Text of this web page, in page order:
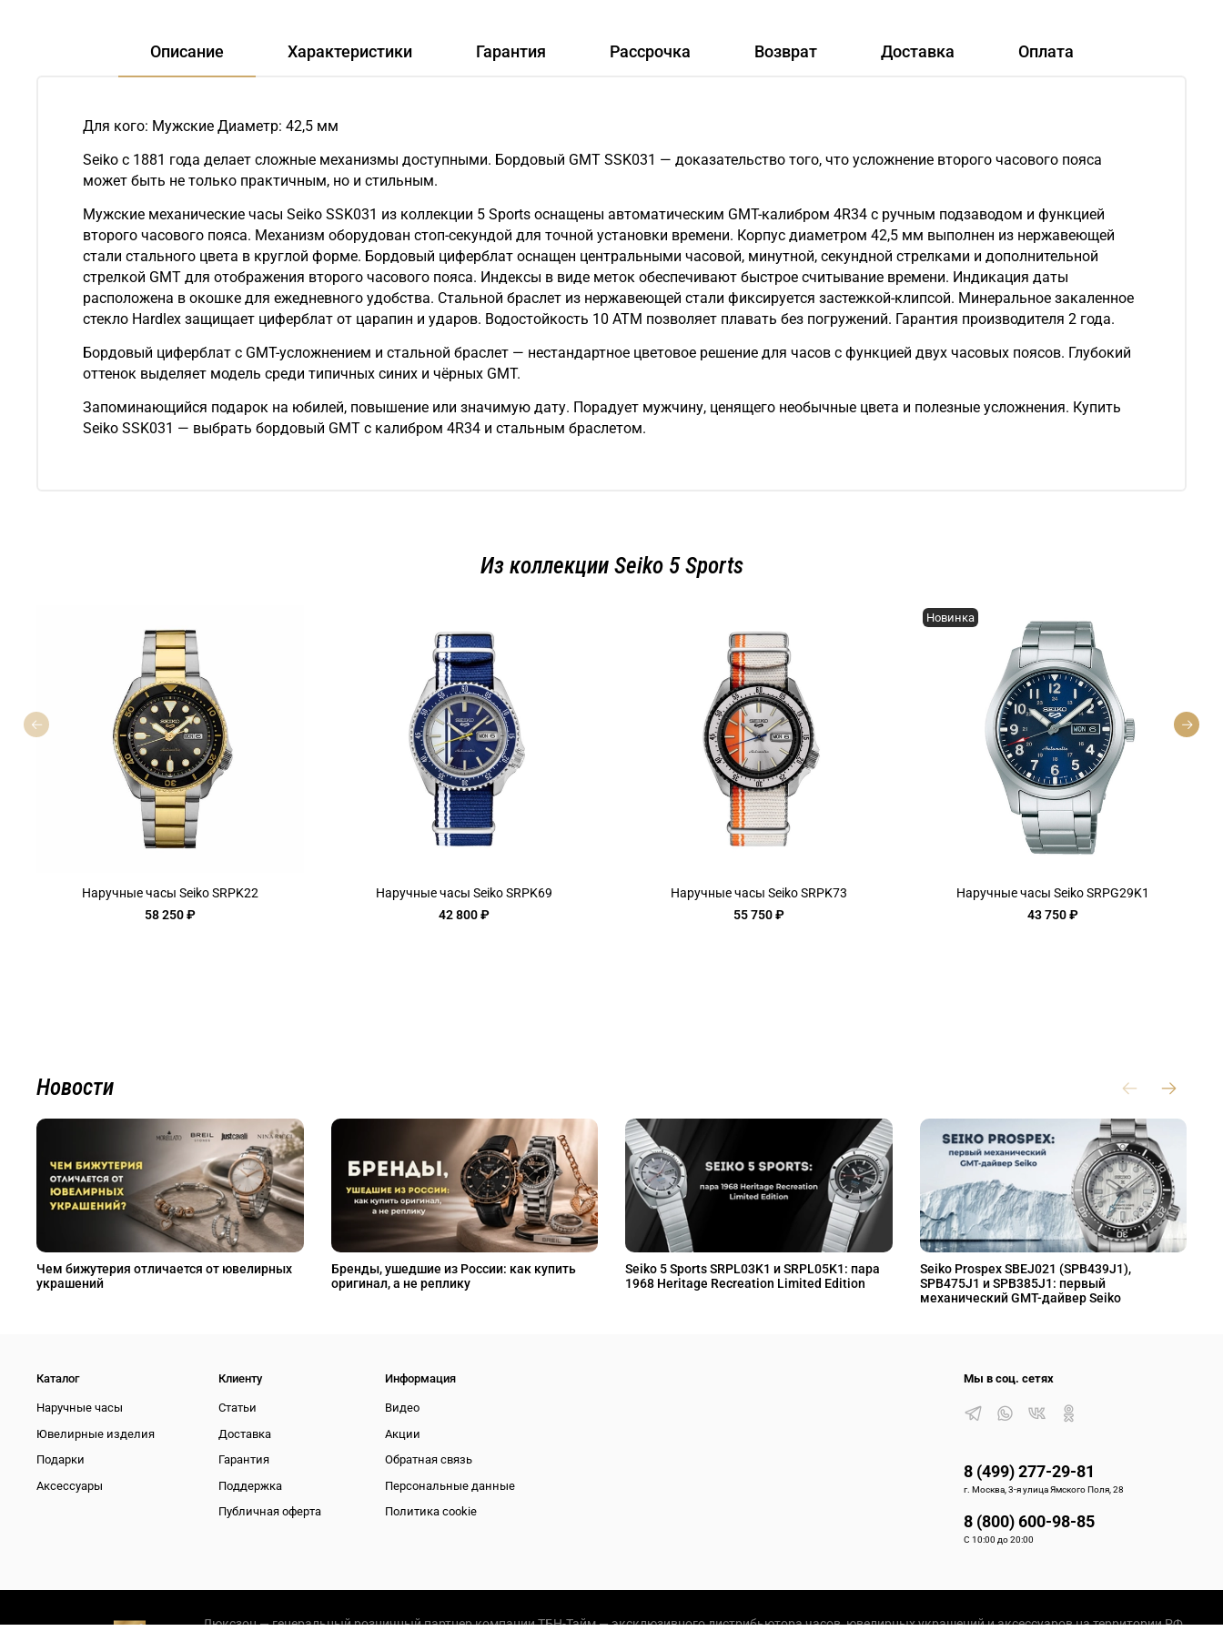
Описание Характеристики Гарантия Рассрочка Возврат Доставка Оплата
Для кого: Мужские Диаметр: 42,5 мм
Seiko с 1881 года делает сложные механизмы доступными. Бордовый GMT SSK031 — доказательство того, что усложнение второго часового пояса
может быть не только практичным, но и стильным.
Мужские механические часы Seiko SSK031 из коллекции 5 Sports оснащены автоматическим GMT-калибром 4R34 с ручным подзаводом и функцией
второго часового пояса. Механизм оборудован стоп-секундой для точной установки времени. Корпус диаметром 42,5 мм выполнен из нержавеющей
стали стального цвета в круглой форме. Бордовый циферблат оснащен центральными часовой, минутной, секундной стрелками и дополнительной
стрелкой GMT для отображения второго часового пояса. Индексы в виде меток обеспечивают быстрое считывание времени. Индикация даты
расположена в окошке для ежедневного удобства. Стальной браслет из нержавеющей стали фиксируется застежкой-клипсой. Минеральное закаленное
стекло Hardlex защищает циферблат от царапин и ударов. Водостойкость 10 АТМ позволяет плавать без погружений. Гарантия производителя 2 года.
Бордовый циферблат с GMT-усложнением и стальной браслет — нестандартное цветовое решение для часов с функцией двух часовых поясов. Глубокий
оттенок выделяет модель среди типичных синих и чёрных GMT.
Запоминающийся подарок на юбилей, повышение или значимую дату. Порадует мужчину, ценящего необычные цвета и полезные усложнения. Купить
Seiko SSK031 — выбрать бордовый GMT с калибром 4R34 и стальным браслетом.
Из коллекции Seiko 5 Sports
Наручные часы Seiko SRPK22
58 250 ₽
Наручные часы Seiko SRPK69
42 800 ₽
Наручные часы Seiko SRPK73
55 750 ₽
Новинка
Наручные часы Seiko SRPG29K1
43 750 ₽
Новости
Чем бижутерия отличается от ювелирных
украшений
Бренды, ушедшие из России: как купить
оригинал, а не реплику
Seiko 5 Sports SRPL03K1 и SRPL05K1: пара
1968 Heritage Recreation Limited Edition
Seiko Prospex SBEJ021 (SPB439J1),
SPB475J1 и SPB385J1: первый
механический GMT-дайвер Seiko
Каталог
Наручные часы
Ювелирные изделия
Подарки
Аксессуары
Клиенту
Статьи
Доставка
Гарантия
Поддержка
Публичная оферта
Информация
Видео
Акции
Обратная связь
Персональные данные
Политика cookie
Мы в соц. сетях
8 (499) 277-29-81
г. Москва, 3-я улица Ямского Поля, 28
8 (800) 600-98-85
С 10:00 до 20:00
Люксзон — генеральный розничный партнер компании ТБН-Тайм — эксклюзивного дистрибьютора часов, ювелирных украшений и аксессуаров на территории РФ.